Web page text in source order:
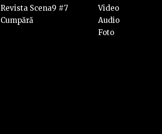
Revista Scena9 #7
Cumpără
Video
Audio
Foto